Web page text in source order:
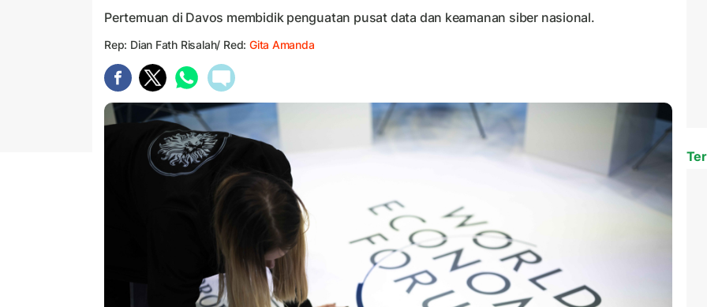
Pertemuan di Davos membidik penguatan pusat data dan keamanan siber nasional.
Rep: Dian Fath Risalah/ Red: Gita Amanda